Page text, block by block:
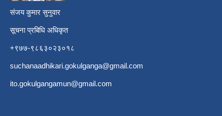
संजय कुमार सुनुवार
सूचना प्रबिधि अधिकृत
+९७७-९८६३०२३०१८
suchanaadhikari.gokulganga@gmail.com
ito.gokulgangamun@gmail.com